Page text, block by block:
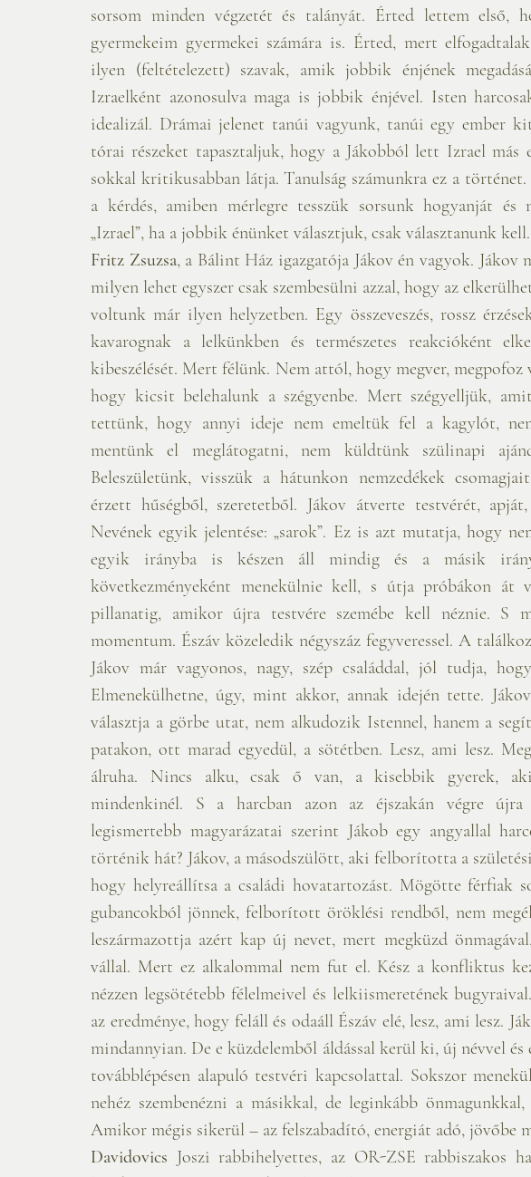
sorsom minden végzetét és talányát. Érted lettem első,
gyermekeim gyermekei számára is. Érted, mert
ilyen (feltételezett) szavak, amik jobbik énjének
Izraelként azonosulva maga is jobbik énjével. Isten
idealizál. Drámai jelenet tanúi vagyunk, tanúi egy ember
tórai részeket tapasztaljuk, hogy a Jákobból lett Izrael más
sokkal kritikusabban látja. Tanulság számunkra ez a
a kérdés, amiben mérlegre tesszük sorsunk hogyanját
„Izrael”, ha a jobbik énünket választjuk, csak választanunk kell.
Fritz Zsuzsa, a Bálint Ház igazgatója Jákov én vagyok.
milyen lehet egyszer csak szembesülni azzal, hogy az
voltunk már ilyen helyzetben. Egy összeveszés, rossz
kavarognak a lelkünkben és természetes reakcióként
kibeszélését. Mert félünk. Nem attól, hogy megver,
hogy kicsit belehalunk a szégyenbe. Mert szégyelljük,
tettünk, hogy annyi ideje nem emeltük fel a kagylót,
mentünk el meglátogatni, nem küldtünk szülinapi
Beleszületünk, visszük a hátunkon nemzedékek
érzett hűségből, szeretetből. Jákov átverte testvérét,
Nevének egyik jelentése: „sarok”. Ez is azt mutatja, hogy
egyik irányba is készen áll mindig és a másik
következményeként menekülnie kell, s útja próbákon át
pillanatig, amikor újra testvére szemébe kell néznie.
momentum. Észáv közeledik négyszáz fegyveressel. A
Jákov már vagyonos, nagy, szép családdal, jól tudja,
Elmenekülhetne, úgy, mint akkor, annak idején tette.
választja a görbe utat, nem alkudozik Istennel, hanem a
patakon, ott marad egyedül, a sötétben. Lesz, ami lesz.
álruha. Nincs alku, csak ő van, a kisebbik gyerek,
mindenkinél. S a harcban azon az éjszakán végre
legismertebb magyarázatai szerint Jákob egy angyallal
történik hát? Jákov, a másodszülött, aki felborította a
hogy helyreállítsa a családi hovatartozást. Mögötte férfiak
gubancokból jönnek, felborított öröklési rendből, nem
leszármazottja azért kap új nevet, mert megküzd
vállal. Mert ez alkalommal nem fut el. Kész a konfliktus
nézzen legsötétebb félelmeivel és lelkiismeretének
az eredménye, hogy feláll és odaáll Észáv elé, lesz, ami lesz.
mindannyian. De e küzdelemből áldással kerül ki, új névvel és
továbblépésen alapuló testvéri kapcsolattal. Sokszor
nehéz szembenézni a másikkal, de leginkább
Amikor mégis sikerül – az felszabadító, energiát adó, jövőbe
Davidovics Joszi rabbihelyettes, az OR-ZSE rabbiszakos